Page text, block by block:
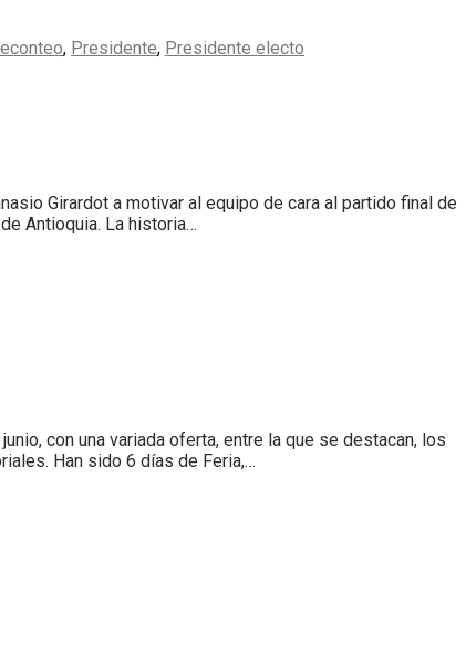
, Presidente, Presidente electo
Girardot a motivar al equipo de cara al partido final de
Antioquia. La historia…
con una variada oferta, entre la que se destacan, los
Han sido 6 días de Feria,…